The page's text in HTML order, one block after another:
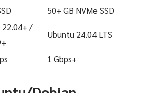
50+ GB NVMe SSD
/
Ubuntu 24.04 LTS
1 Gbps+